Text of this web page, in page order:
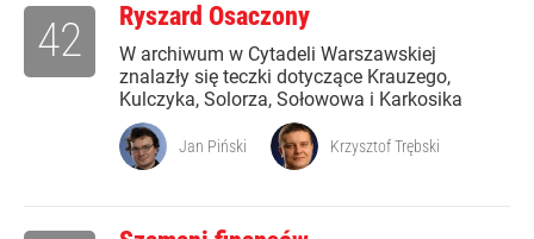
Ryszard Osaczony
W archiwum w Cytadeli Warszawskiej
znalazły się teczki dotyczące Krauzego,
Kulczyka, Solorza, Sołowowa i Karkosika
42
Jan Piński Krzysztof Trębski